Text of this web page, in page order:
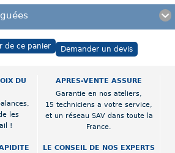
de ce panier Demander un devis
DU
les
!
APRES-VENTE ASSURE
Garantie en nos ateliers,
15 techniciens a votre service,
et un réseau SAV dans toute la
France.
LE CONSEIL DE NOS EXPERTS